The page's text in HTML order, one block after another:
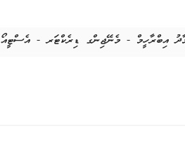
އިބްރާހީމް - މެނޭޖިންގ ޑިރެކްޓަރ - އެސްޓީއޯ